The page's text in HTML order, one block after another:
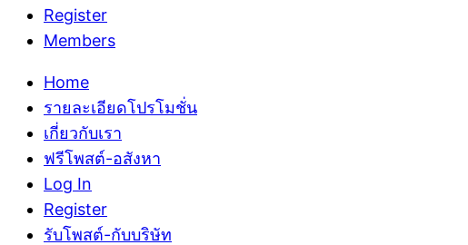
Register
Members
Home
รายละเอียดโปรโมชั่น
เกี่ยวกับเรา
ฟรีโพสต์-อสังหา
Log In
Register
รับโพสต์-กับบริษัท